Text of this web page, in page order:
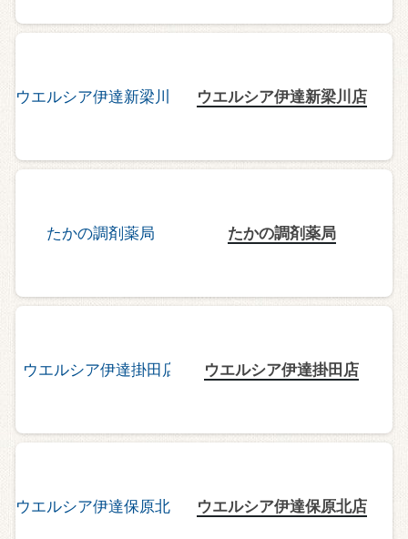
ウエルシア伊達新梁川店
たかの調剤薬局
ウエルシア伊達掛田店
ウエルシア伊達保原北店